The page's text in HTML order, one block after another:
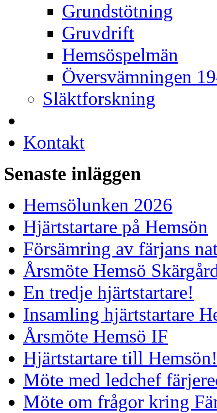
Grundstötning
Gruvdrift
Hemsöspelmän
Översvämningen
Släktforskning
Kontakt
Senaste inläggen
Hemsölunken 2026
Hjärtstartare på Hemsön
Försämring av färjans
Årsmöte Hemsö
En tredje hjärtstartare!
Insamling hjärtstartare
Årsmöte Hemsö IF
Hjärtstartare till Hemsön!
Möte med ledchef
Möte om frågor kring